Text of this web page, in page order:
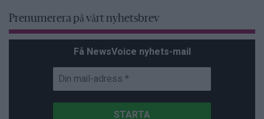
Prenumerera på vårt nyhetsbrev
Få NewsVoice nyhets-mail